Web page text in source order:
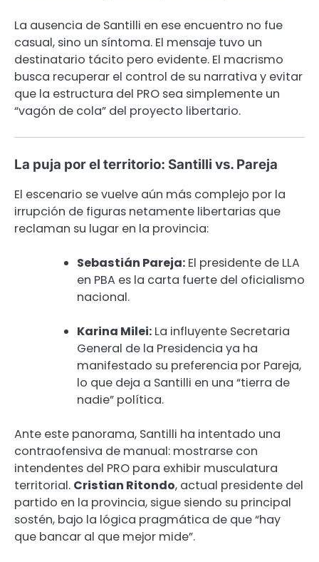
La ausencia de Santilli en ese encuentro no fue
casual, sino un síntoma. El mensaje tuvo un
destinatario tácito pero evidente. El macrismo
busca recuperar el control de su narrativa y evitar
que la estructura del PRO sea simplemente un
“vagón de cola” del proyecto libertario.
La puja por el territorio: Santilli vs. Pareja
El escenario se vuelve aún más complejo por la
irrupción de figuras netamente libertarias que
reclaman su lugar en la provincia:
Sebastián Pareja: El presidente de LLA
en PBA es la carta fuerte del oficialismo
nacional.
Karina Milei: La influyente Secretaria
General de la Presidencia ya ha
manifestado su preferencia por Pareja,
lo que deja a Santilli en una “tierra de
nadie” política.
Ante este panorama, Santilli ha intentado una
contraofensiva de manual: mostrarse con
intendentes del PRO para exhibir musculatura
territorial. Cristian Ritondo, actual presidente del
partido en la provincia, sigue siendo su principal
sostén, bajo la lógica pragmática de que “hay
que bancar al que mejor mide”.